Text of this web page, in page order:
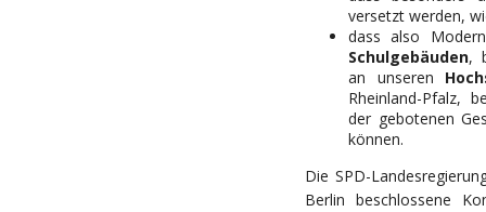
versetzt werden,
dass also
Schulgebäuden,
an unseren
Rheinland-Pfalz,
der gebotenen
können.
Die SPD-
Berlin beschlossene